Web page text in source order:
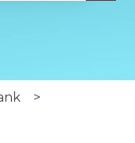
Suchfeld leer